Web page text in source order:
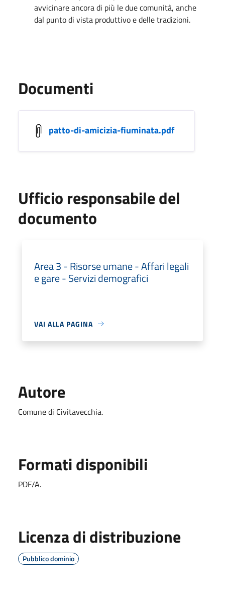
avvicinare ancora di più le due comunità, anche
dal punto di vista produttivo e delle tradizioni.
Documenti
patto-di-amicizia-fiuminata.pdf
Ufficio responsabile del
documento
Area 3 - Risorse umane - Affari legali
e gare - Servizi demografici
VAI ALLA PAGINA
Autore
Comune di Civitavecchia.
Formati disponibili
PDF/A.
Licenza di distribuzione
Pubblico dominio